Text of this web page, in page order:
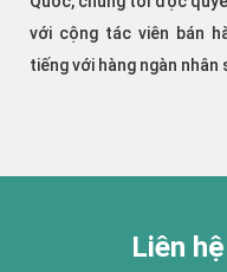
với cộng tác viên bán
tiếng với hàng ngàn nhân
Liên